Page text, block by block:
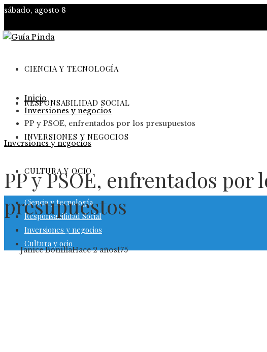
sábado, agosto 8
CIENCIA Y TECNOLOGÍA
RESPONSABILIDAD SOCIAL
INVERSIONES Y NEGOCIOS
CULTURA Y OCIO
Ciencia y tecnología
Responsabilidad Social
Inversiones y negocios
Cultura y ocio
Inicio
Inversiones y negocios
PP y PSOE, enfrentados por los presupuestos
Inversiones y negocios
PP y PSOE, enfrentados por
presupuestos
Janice BonillaHace 2 años175